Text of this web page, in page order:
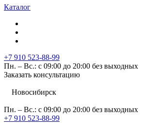
Каталог
+7 910 523-88-99
Пн. – Вс.: с 09:00 до 20:00 без выходных
Заказать консультацию
Новосибирск
Пн. – Вс.: с 09:00 до 20:00 без выходных
+7 910 523-88-99